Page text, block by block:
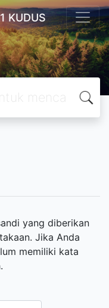
KUDUS
yang diberikan
Jika Anda
memiliki kata